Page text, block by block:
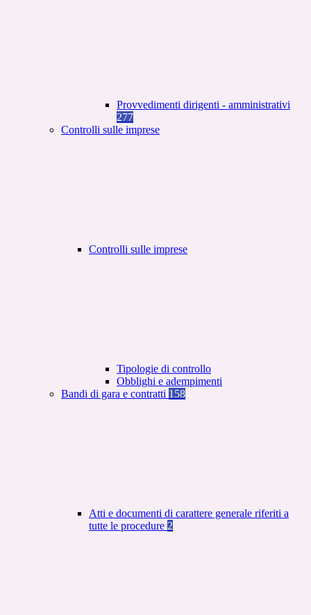
Provvedimenti dirigenti - amministrativi
277
Controlli sulle imprese
Controlli sulle imprese
Tipologie di controllo
Obblighi e adempimenti
Bandi di gara e contratti 158
Atti e documenti di carattere generale riferiti a
tutte le procedure 2